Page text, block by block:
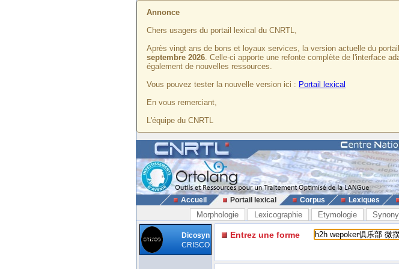
Annonce
Chers usagers du portail lexical du CNRTL,
Après vingt ans de bons et loyaux services, la version actuelle du
septembre 2026. Celle-ci apporte une refonte complète de l'interface
également de nouvelles ressources.
Vous pouvez tester la nouvelle version ici : Portail lexical
En vous remerciant,
L'équipe du CNRTL
Accueil Portail lexical Corpus Lexiques
Morphologie Lexicographie Etymologie
Dicosyn
CRISCO
Entrez une forme